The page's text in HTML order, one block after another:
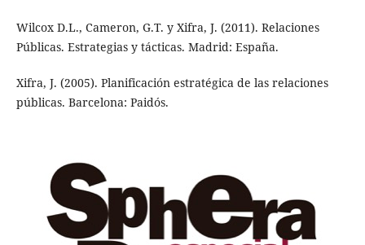
Wilcox D.L., Cameron, G.T. y Xifra, J. (2011). Relaciones
Públicas. Estrategias y tácticas. Madrid: España.
Xifra, J. (2005). Planificación estratégica de las relaciones
públicas. Barcelona: Paidós.